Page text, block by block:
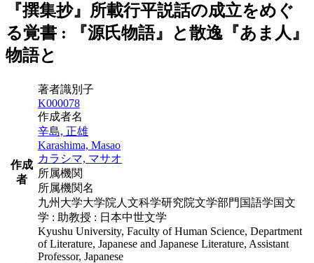
『撰集抄』所載行平説話の成立をめぐ
る覚書 : 『源氏物語』と散逸『あま人』
物語と
作成
者
著者識別子
K000078
作成者名
辛島, 正雄
Karashima, Masao
カラシマ, マサオ
所属機関
所属機関名
九州大学大学院人文科学研究院文学部門国語学国文
学 : 助教授 : 日本中世文学
Kyushu University, Faculty of Human Science, Department
of Literature, Japanese and Japanese Literature, Assistant
Professor, Japanese